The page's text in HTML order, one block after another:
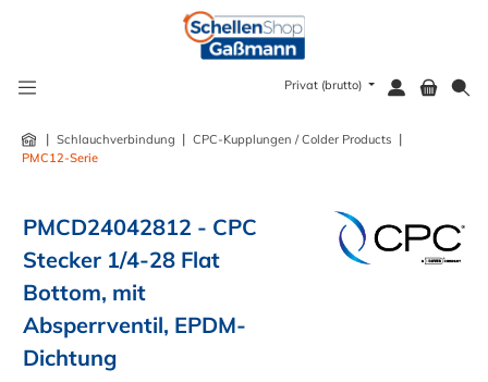
Privat (brutto)
| Schlauchverbindung | CPC-Kupplungen / Colder Products |
PMC12-Serie
PMCD24042812 - CPC
Stecker 1/4-28 Flat
Bottom, mit
Absperrventil, EPDM-
Dichtung